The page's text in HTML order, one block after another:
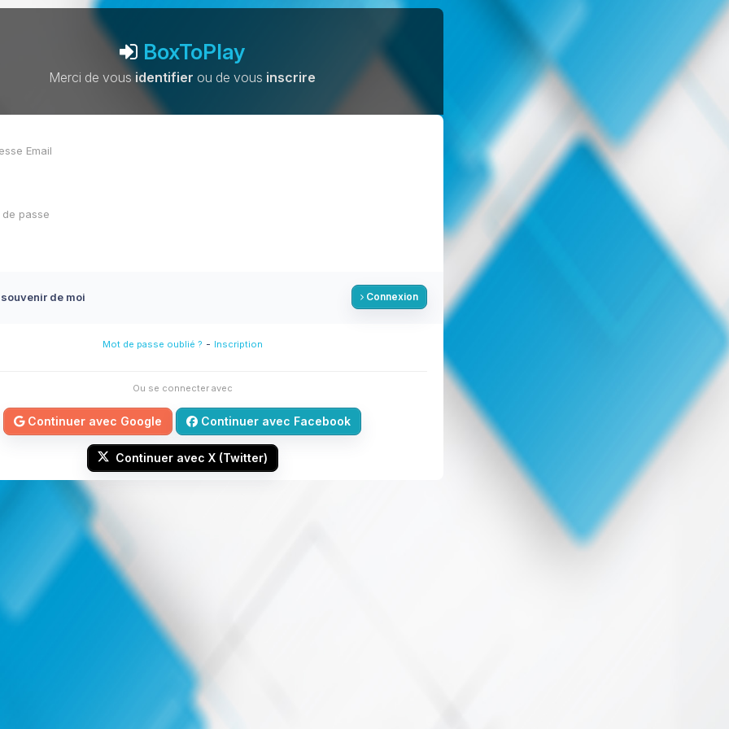
BoxToPlay
Merci de vousidentifier ou de vous inscrire
de moi Connexion
Mot de passe oublié ? - Inscription
Ou se connecter avec
Continuer avec Google Continuer avec Facebook
Continuer avec X (Twitter)